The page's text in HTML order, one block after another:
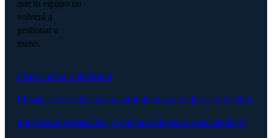
que tu equipo no
volverá a
gestionar a
mano.
Plan siempre actualizado
El plan se reescribe solo a partir de lo que se dijo y se decidió.
Informes automatizados y comunicaciones con stakeholders